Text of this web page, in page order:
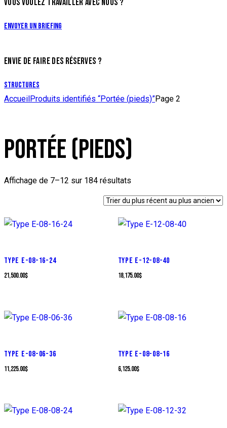
VOUS VOULEZ TRAVAILLER AVEC NOUS ?
Envoyer un briefing
ENVIE DE FAIRE DES RÉSERVES ?
Structures
AccueilProduits identifiés “Portée (pieds)”Page 2
PORTÉE (PIEDS)
Affichage de 7–12 sur 184 résultats
TYPE E-08-16-24
21,500.00$
TYPE E-12-08-40
18,175.00$
TYPE E-08-06-36
11,225.00$
TYPE E-08-08-16
6,125.00$